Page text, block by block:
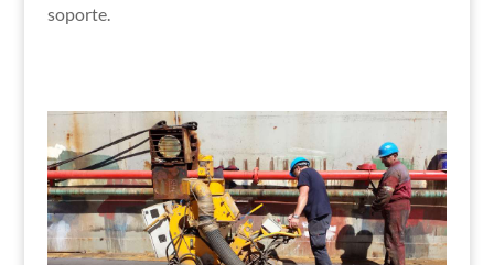
soporte.